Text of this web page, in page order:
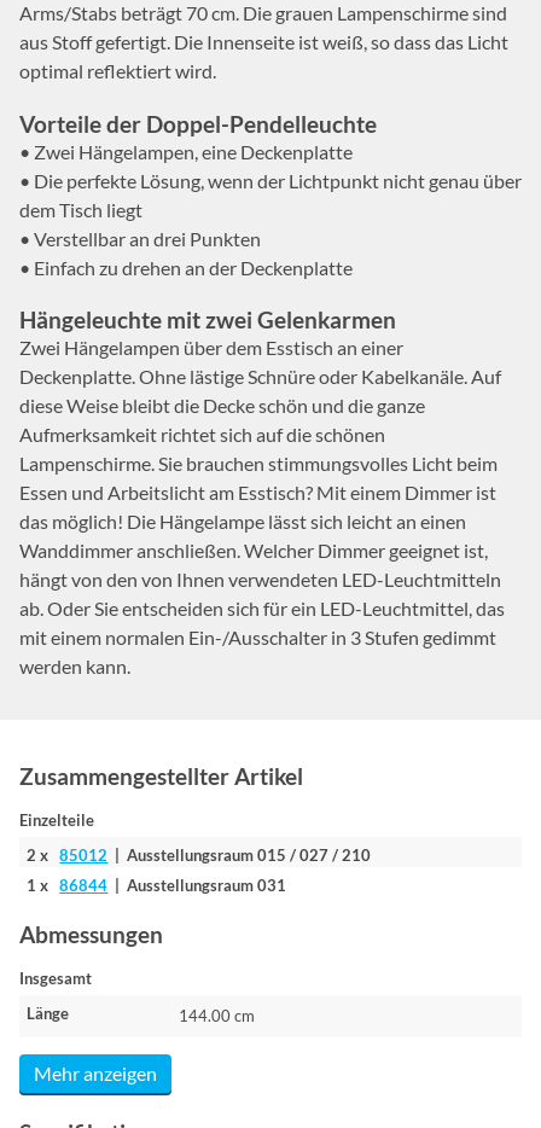
Arms/Stabs beträgt 70 cm. Die grauen Lampenschirme sind
aus Stoff gefertigt. Die Innenseite ist weiß, so dass das Licht
optimal reflektiert wird.
Vorteile der Doppel-Pendelleuchte
• Zwei Hängelampen, eine Deckenplatte
• Die perfekte Lösung, wenn der Lichtpunkt nicht genau über
dem Tisch liegt
• Verstellbar an drei Punkten
• Einfach zu drehen an der Deckenplatte
Hängeleuchte mit zwei Gelenkarmen
Zwei Hängelampen über dem Esstisch an einer
Deckenplatte. Ohne lästige Schnüre oder Kabelkanäle. Auf
diese Weise bleibt die Decke schön und die ganze
Aufmerksamkeit richtet sich auf die schönen
Lampenschirme. Sie brauchen stimmungsvolles Licht beim
Essen und Arbeitslicht am Esstisch? Mit einem Dimmer ist
das möglich! Die Hängelampe lässt sich leicht an einen
Wanddimmer anschließen. Welcher Dimmer geeignet ist,
hängt von den von Ihnen verwendeten LED-Leuchtmitteln
ab. Oder Sie entscheiden sich für ein LED-Leuchtmittel, das
mit einem normalen Ein-/Ausschalter in 3 Stufen gedimmt
werden kann.
Zusammengestellter Artikel
Einzelteile
2 x85012 | Ausstellungsraum 015 / 027 / 210
1 x86844 | Ausstellungsraum 031
Abmessungen
Insgesamt
Länge
144.00 cm
Mehr anzeigen